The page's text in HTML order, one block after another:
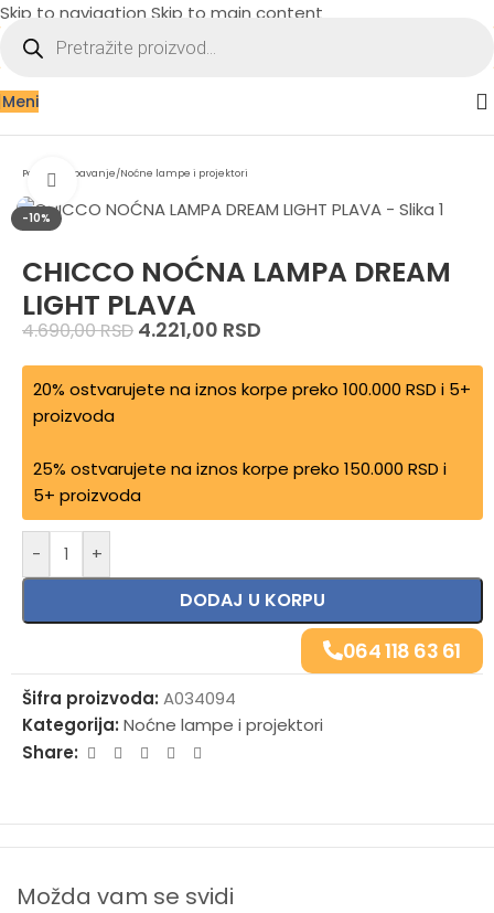
Skip to navigation Skip to main content
Meni
Početna Spavanje/Noćne lampe i projektori
-10%
Zumiraj sliku
CHICCO NOĆNA LAMPA DREAM
LIGHT PLAVA
4.690,00RSD 4.221,00 RSD
20% ostvarujete na iznos korpe preko 100.000 RSD i 5+
proizvoda
25% ostvarujete na iznos korpe preko 150.000 RSD i
5+ proizvoda
- +
DODAJ U KORPU
064 118 63 61
Šifra proizvoda: A034094
Kategorija: Noćne lampe i projektori
Share:
Možda vam se svidi